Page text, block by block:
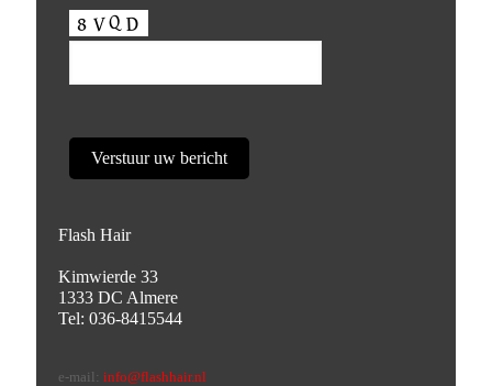
Flash Hair
Kimwierde 33
1333 DC Almere
Tel: 036-8415544
e-mail: info@flashhair.nl